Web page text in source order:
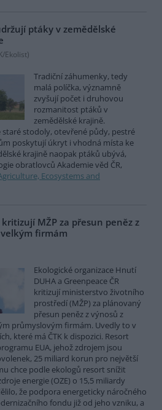
ptáky v zemědělské
Ekolist)
Tradiční záhumenky, tedy
malá políčka, významně
zvyšují počet i druhovou
rozmanitost ptáků v
zemědělské krajině.
stodoly, otevřené půdy, pestré
poskytují úkryt i vhodná místa ke
krajině naopak ptáků ubývá,
obratlovců Akademie věd ČR,
Ecosystems and
MŽP za přesun peněz z
firmám
Ekologické organizace Hnutí
DUHA a Greenpeace ČR
kritizují ministerstvo životního
prostředí (MŽP) za plánovaný
přesun peněz z výnosů z
průmyslovým firmám. Uvedly to v
které má ČTK k dispozici. Resort
EUA, jehož zdrojem jsou
25 miliard korun pro největší
chce podle ekologů resort snížit
energie (OZE) o 15,5 miliardy
že podpora energeticky náročného
fondu již od jeho vzniku, a